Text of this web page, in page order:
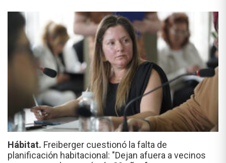
Hábitat. Freiberger cuestionó la falta de
planificación habitacional: "Dejan afuera a vecinos